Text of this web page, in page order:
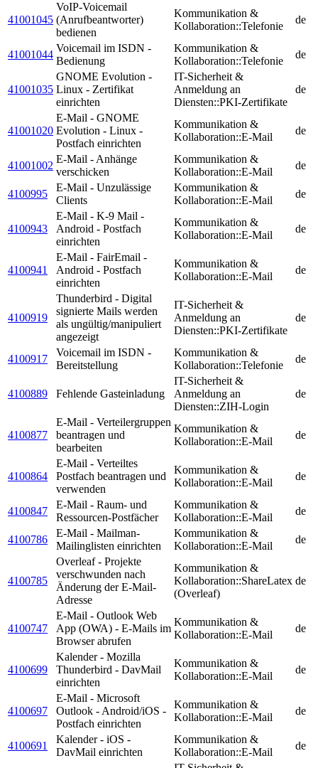
41001045
VoIP-Voicemail
(Anrufbeantworter)
bedienen
Kommunikation &
Kollaboration::Telefonie
de
41001044
Voicemail im ISDN -
Bedienung
Kommunikation &
Kollaboration::Telefonie
de
41001035
GNOME Evolution -
Linux - Zertifikat
einrichten
IT-Sicherheit &
Anmeldung an
Diensten::PKI-Zertifikate
de
41001020
E-Mail - GNOME
Evolution - Linux -
Postfach einrichten
Kommunikation &
Kollaboration::E-Mail
de
41001002
E-Mail - Anhänge
verschicken
Kommunikation &
Kollaboration::E-Mail
de
4100995
E-Mail - Unzulässige
Clients
Kommunikation &
Kollaboration::E-Mail
de
4100943
E-Mail - K-9 Mail -
Android - Postfach
einrichten
Kommunikation &
Kollaboration::E-Mail
de
4100941
E-Mail - FairEmail -
Android - Postfach
einrichten
Kommunikation &
Kollaboration::E-Mail
de
4100919
Thunderbird - Digital
signierte Mails werden
als ungültig/manipuliert
angezeigt
IT-Sicherheit &
Anmeldung an
Diensten::PKI-Zertifikate
de
4100917
Voicemail im ISDN -
Bereitstellung
Kommunikation &
Kollaboration::Telefonie
de
4100889 Fehlende Gasteinladung
IT-Sicherheit &
Anmeldung an
Diensten::ZIH-Login
de
4100877
E-Mail - Verteilergruppen
beantragen und
bearbeiten
Kommunikation &
Kollaboration::E-Mail
de
4100864
E-Mail - Verteiltes
Postfach beantragen und
verwenden
Kommunikation &
Kollaboration::E-Mail
de
4100847
E-Mail - Raum- und
Ressourcen-Postfächer
Kommunikation &
Kollaboration::E-Mail
de
4100786
E-Mail - Mailman-
Mailinglisten einrichten
Kommunikation &
Kollaboration::E-Mail
de
4100785
Overleaf - Projekte
verschwunden nach
Änderung der E-Mail-
Adresse
Kommunikation &
Kollaboration::ShareLatex
(Overleaf)
de
4100747
E-Mail - Outlook Web
App (OWA) - E-Mails im
Browser abrufen
Kommunikation &
Kollaboration::E-Mail
de
4100699
Kalender - Mozilla
Thunderbird - DavMail
einrichten
Kommunikation &
Kollaboration::E-Mail
de
4100697
E-Mail - Microsoft
Outlook - Android/iOS -
Postfach einrichten
Kommunikation &
Kollaboration::E-Mail
de
4100691
Kalender - iOS -
DavMail einrichten
Kommunikation &
Kollaboration::E-Mail
de